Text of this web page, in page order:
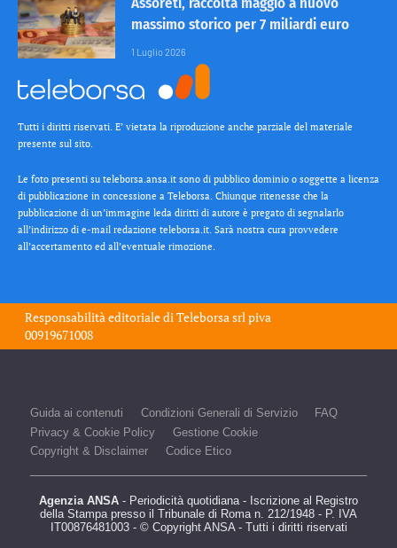
massimo storico per 7 miliardi euro
1 Luglio 2026
Tutti i diritti riservati. E’ vietata la riproduzione anche parziale del materiale
presente sul sito.
Le foto presenti su teleborsa.ansa.it sono di pubblico dominio o soggette a licenza
di pubblicazione in concessione a Teleborsa. Chiunque ritenesse che la
pubblicazione di un’immagine leda diritti di autore è pregato di segnalarlo
all’indirizzo di e-mail redazione teleborsa.it. Sarà nostra cura provvedere
all’accertamento ed all’eventuale rimozione.
Responsabilità editoriale diTeleborsa srlpiva
00919671008
Guida ai contenuti Condizioni Generali di Servizio
FAQ
Privacy & Cookie Policy
Gestione Cookie
Copyright & Disclaimer
Codice Etico
Agenzia ANSA - Periodicità quotidiana - Iscrizione al Registro
della Stampa presso il Tribunale di Roma n. 212/1948 - P. IVA
IT00876481003 - © Copyright ANSA - Tutti i diritti riservati